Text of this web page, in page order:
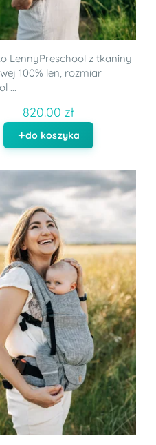
LennyPreschool z tkaniny
100% len, rozmiar
...
820.00 zł
do koszyka